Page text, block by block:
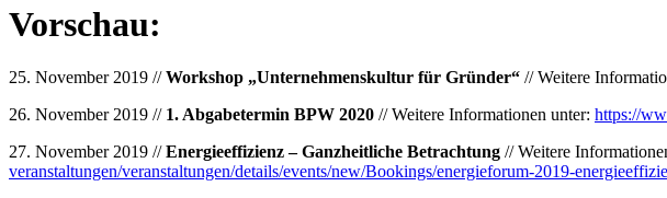
Vorschau:
25. November 2019 //Workshop „Unternehmenskultur für Gründer“ // Weitere
26. November 2019 // 1. Abgabetermin BPW 2020 // Weitere Informationen unter: https://
27. November 2019 //Energieeffizienz – Ganzheitliche Betrachtung // Weitere
veranstaltungen/veranstaltungen/details/events/new/Bookings/energieforum-2019-